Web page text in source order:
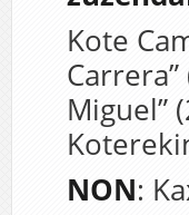
Kote
Carrera”
Miguel”
NON: